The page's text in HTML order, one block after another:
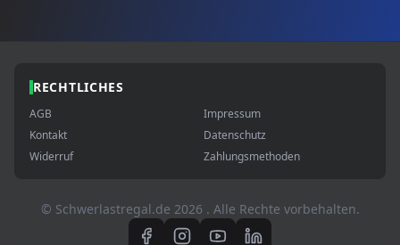
RECHTLICHES
AGB
Impressum
Kontakt
Datenschutz
Widerruf
Zahlungsmethoden
© Schwerlastregal.de 2026 . Alle Rechte vorbehalten.